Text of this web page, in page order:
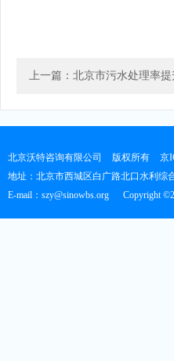
上一篇：北京市污水处理率提
北京沃特咨询有限公司 版权所有 京
地址：北京市西城区白广路北口
E-mail：szy@sinowbs.org
Copyright